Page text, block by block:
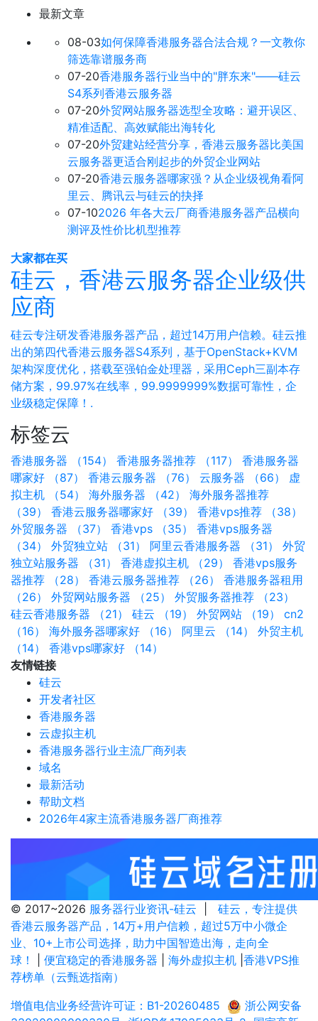
最新文章
08-03如何保障香港服务器合法合规？一文教你
筛选靠谱服务商
07-20香港服务器行业当中的"胖东来"——硅云
S4系列香港云服务器
07-20外贸网站服务器选型全攻略：避开误区、
精准适配、高效赋能出海转化
07-20外贸建站经营分享，香港云服务器比美国
云服务器更适合刚起步的外贸企业网站
07-20香港云服务器哪家强？从企业级视角看阿
里云、腾讯云与硅云的抉择
07-102026 年各大云厂商香港服务器产品横向
测评及性价比机型推荐
大家都在买
硅云，香港云服务器企业级供
应商
硅云专注研发香港服务器产品，超过14万用户信赖。硅云推
出的第四代香港云服务器S4系列，基于OpenStack+KVM
架构深度优化，搭载至强铂金处理器，采用Ceph三副本存
储方案，99.97%在线率，99.9999999%数据可靠性，企
业级稳定保障！.
标签云
香港服务器 （154） 香港服务器推荐 （117）
香港服务器
哪家好 （87）
香港云服务器 （76） 云服务器 （66）
虚
拟主机 （54）
海外服务器 （42）
海外服务器推荐
（39）
香港云服务器哪家好 （39）
香港vps推荐 （38）
外贸服务器 （37）
香港vps （35）
香港vps服务器
（34）
外贸独立站 （31） 阿里云香港服务器 （31）
外贸
独立站服务器 （31）
香港虚拟主机 （29）
香港vps服务
器推荐 （28）
香港云服务器推荐 （26）
香港服务器租用
（26）
外贸网站服务器 （25）
外贸服务器推荐 （23）
硅云香港服务器 （21）
硅云 （19） 外贸网站 （19）
cn2
（16）
海外服务器哪家好 （16） 阿里云 （14）
外贸主机
（14）
香港vps哪家好 （14）
友情链接
硅云
开发者社区
香港服务器
云虚拟主机
香港服务器行业主流厂商列表
域名
最新活动
帮助文档
2026年4家主流香港服务器厂商推荐
© 2017~2026 服务器行业资讯-硅云
硅云，专注提供
香港云服务器产品，14万+用户信赖，超过5万中小微企
业、10+上市公司选择，助力中国智造出海，走向全
球！
便宜稳定的香港服务器 海外虚拟主机 香港VPS推
荐榜单（云甄选指南）
增值电信业务经营许可证：B1-20260485
浙公网安备